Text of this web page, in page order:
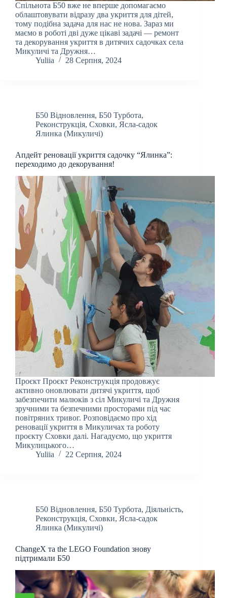
Спільнота Б50 вже не вперше допомагаємо
облаштовувати відразу два укриття для дітей,
тому подібна задача для нас не нова. Зараз ми
маємо в роботі дві дуже цікаві задачі — ремонт
та декорування укриття в дитячих садочках села
Микуличі та Дружня…
Yuliia
28 Серпня, 2024
Б50 Відновлення, Б50 Турбота,
Реконструкція, Сховки, Ясла-садок
Ялинка (Микуличі)
Апдейт реновації укриття садочку “Ялинка”:
переходимо до декорування!
Проєкт Проєкт Реконструкція продовжує
активно оновлювати дитячі укриття, щоб
забезпечити малюків з сіл Микуличі та Дружня
зручними та безпечними просторами під час
повітряних тривог. Розповідаємо про хід
реновації укриття в Микуличах та роботу
проєкту Сховки далі. Нагадуємо, що укриття
Микулицького…
Yuliia
22 Серпня, 2024
Б50 Відновлення, Б50 Турбота, Діяльність,
Реконструкція, Сховки, Ясла-садок
Ялинка (Микуличі)
ChangeX та the LEGO Foundation знову
підтримали Б50